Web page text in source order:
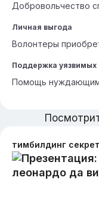
Добровольчество
Личная выгода
Волонтеры
Поддержка уязвимых
Помощь
тимбилдинг